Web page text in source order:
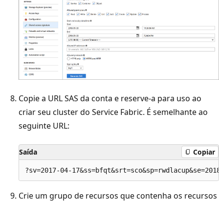
Copie a URL SAS da conta e reserve-a para uso ao
criar seu cluster do Service Fabric. É semelhante ao
seguinte URL:
Saída Copiar
Crie um grupo de recursos que contenha os recursos